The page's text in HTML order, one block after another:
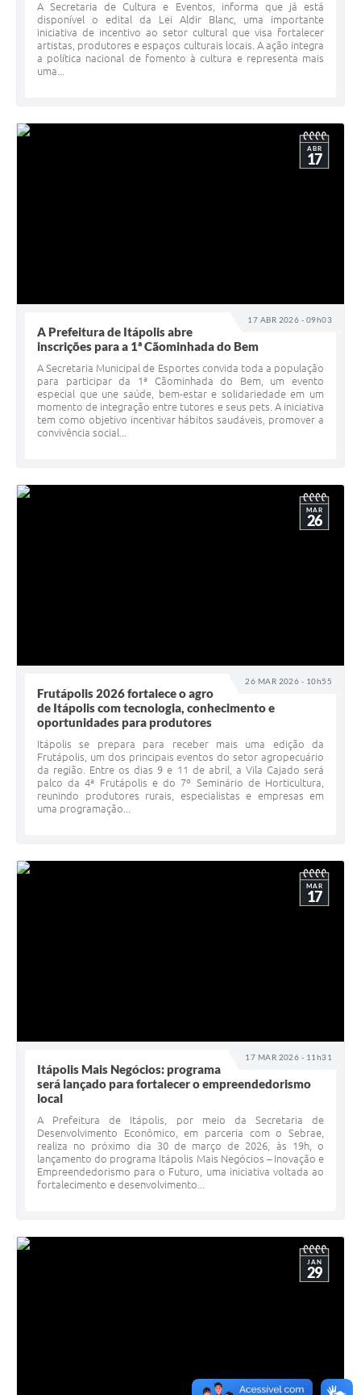
A Secretaria de Cultura e Eventos, informa que já está
disponível o edital da Lei Aldir Blanc, uma importante
iniciativa de incentivo ao setor cultural que visa fortalecer
artistas, produtores e espaços culturais locais. A ação integra
a política nacional de fomento à cultura e representa mais
uma...
17 ABR 2026 - 09h03
ABR
17
A Prefeitura de Itápolis abre
inscrições para a 1ª Cãominhada do Bem
A Secretaria Municipal de Esportes convida toda a população
para participar da 1ª Cãominhada do Bem, um evento
especial que une saúde, bem-estar e solidariedade em um
momento de integração entre tutores e seus pets. A iniciativa
tem como objetivo incentivar hábitos saudáveis, promover a
convivência social...
26 MAR 2026 - 10h55
MAR
26
Frutápolis 2026 fortalece o agro
de Itápolis com tecnologia, conhecimento e
oportunidades para produtores
Itápolis se prepara para receber mais uma edição da
Frutápolis, um dos principais eventos do setor agropecuário
da região. Entre os dias 9 e 11 de abril, a Vila Cajado será
palco da 4ª Frutápolis e do 7º Seminário de Horticultura,
reunindo produtores rurais, especialistas e empresas em
uma programação...
17 MAR 2026 - 11h31
MAR
17
Itápolis Mais Negócios: programa
será lançado para fortalecer o empreendedorismo
local
A Prefeitura de Itápolis, por meio da Secretaria de
Desenvolvimento Econômico, em parceria com o Sebrae,
realiza no próximo dia 30 de março de 2026, às 19h, o
lançamento do programa Itápolis Mais Negócios – Inovação e
Empreendedorismo para o Futuro, uma iniciativa voltada ao
fortalecimento e desenvolvimento...
JAN
29